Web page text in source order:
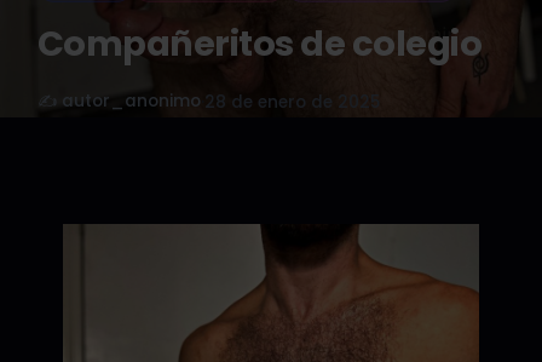
Compañeritos de colegio
✍️ autor_anonimo 28 de enero de 2025